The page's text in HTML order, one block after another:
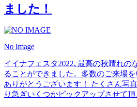
ました！
No Image
イイナフェスタ2022､最高の秋晴れの
ることができました。多数のご来場
ありがとうございます！ たくさん写
り急ぎいくつかピックアップさせて頂